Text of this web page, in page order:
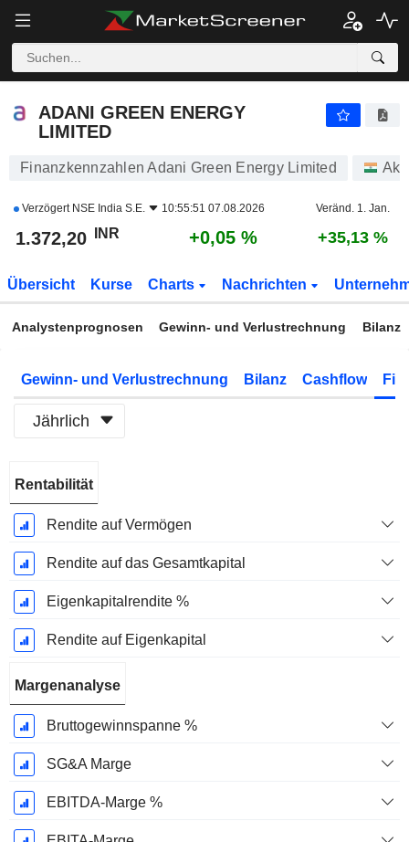
ADANI GREEN ENERGY
LIMITED
Finanzkennzahlen Adani Green Energy Limited
Verzögert NSE India S.E. 10:55:51 07.08.2026 Veränd. 1. Jan.
1.372,20 INR +0,05 % +35,13 %
Übersicht Kurse Charts Nachrichten
Analystenprognosen Gewinn- und Verlustrechnung Bilanz
Gewinn- und Verlustrechnung Bilanz Cashflow
Jährlich
Geschäftsjahres:
Rentabilität
Rendite auf Vermögen
Rendite auf das Gesamtkapital
Eigenkapitalrendite %
Rendite auf Eigenkapital
Margenanalyse
Bruttogewinnspanne %
SG&A Marge
EBITDA-Marge %